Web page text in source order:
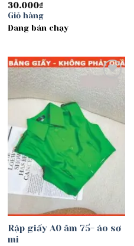
30.000₫
Giỏ hàng
Đang bán chạy
wishlist
Rập giấy A0 ãm 75- áo sơ
mi